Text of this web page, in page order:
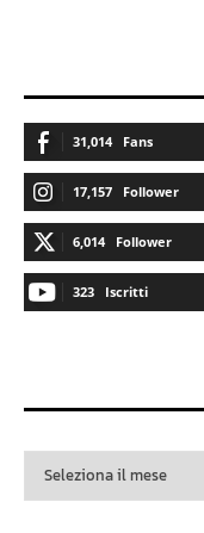
31,014 Fans
17,157 Follower
6,014 Follower
323 Iscritti